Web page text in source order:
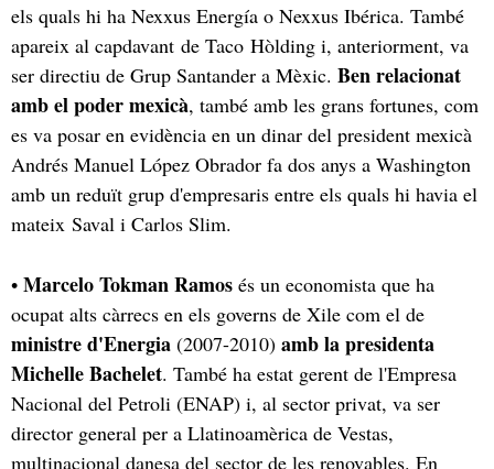
els quals hi ha Nexxus Energía o Nexxus Ibérica. També
apareix al capdavant de Taco Hòlding i, anteriorment, va
ser directiu de Grup Santander a Mèxic. Ben relacionat
amb el poder mexicà, també amb les grans fortunes, com
es va posar en evidència en un dinar del president mexicà
Andrés Manuel López Obrador fa dos anys a Washington
amb un reduït grup d'empresaris entre els quals hi havia el
mateix Saval i Carlos Slim.
• Marcelo Tokman Ramos és un economista que ha
ocupat alts càrrecs en els governs de Xile com el de
ministre d'Energia (2007-2010) amb la presidenta
Michelle Bachelet. També ha estat gerent de l'Empresa
Nacional del Petroli (ENAP) i, al sector privat, va ser
director general per a Llatinoamèrica de Vestas,
multinacional danesa del sector de les renovables. En